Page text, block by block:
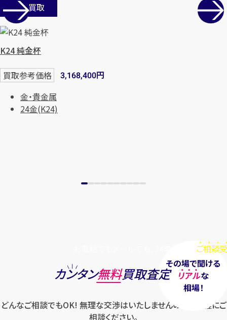
最短
今すぐ査定金額をお伝えいた
します
メールで無料相談する
店舗買取
K24 純金杯
買取参考価格 3,168,400円
金・貴金属
24金(K24)
ご相談
その場で聞ける
リアルな
相場！
カンタン無料買取査定
どんなご相談でもOK! 無理な交渉はいたしませんのでお気軽にご
相談ください。